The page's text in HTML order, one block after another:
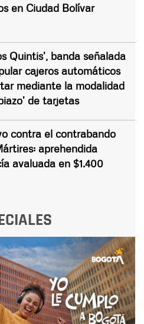
en Ciudad Bolívar
Quintis’, banda señalada
cajeros automáticos
mediante la modalidad
de tarjetas
contra el contrabando
aprehendida
avaluada en $1.400